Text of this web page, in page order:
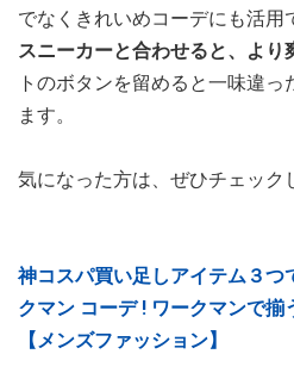
でなくきれいめコーデにも活用
スニーカーと合わせると、より
トのボタンを留めると一味違
ます。
気になった方は、ぜひチェック
神コスパ買い足しアイテム３
クマン コーデ ! ワークマンで揃
【メンズファッション】